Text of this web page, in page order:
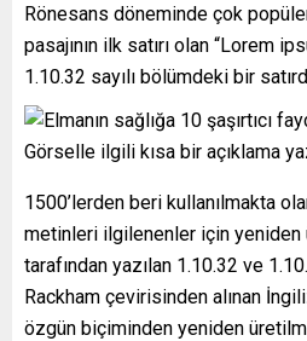
Rönesans döneminde çok
pasajının ilk satırı olan “Lorem
1.10.32 sayılı bölümdeki bir
Görselle ilgili kısa bir açıklama
1500’lerden beri kullanılmakta
metinleri ilgilenenler için yeniden
tarafından yazılan 1.10.32 ve
Rackham çevirisinden alınan
özgün biçiminden yeniden